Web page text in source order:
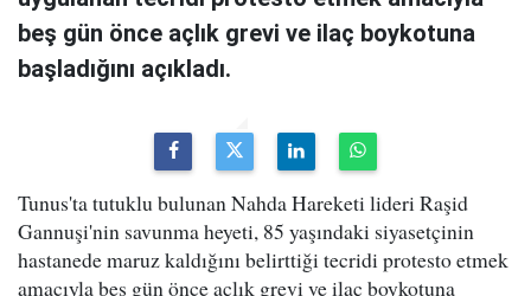
beş gün önce açlık grevi ve ilaç boykotuna
başladığını açıkladı.
Tunus'ta tutuklu bulunan Nahda Hareketi lideri Raşid
Gannuşi'nin savunma heyeti, 85 yaşındaki siyasetçinin
hastanede maruz kaldığını belirttiği tecridi protesto etmek
amacıyla beş gün önce açlık grevi ve ilaç boykotuna